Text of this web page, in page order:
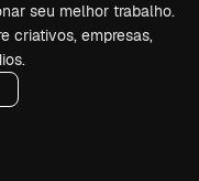
seu melhor trabalho.
criativos, empresas,